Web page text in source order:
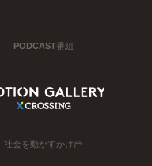
PODCAST番組
社会を動かすかけ声